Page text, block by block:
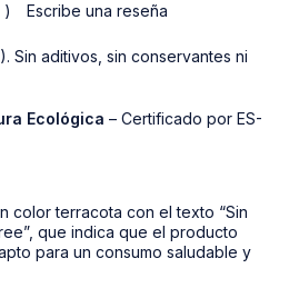
Escribe una reseña
Sin aditivos, sin conservantes ni
Ecológica – Certificado por ES-